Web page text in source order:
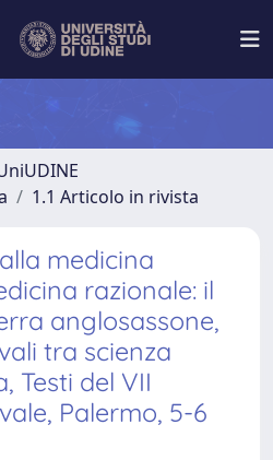
1.1 Articolo in rivista
medicina
razionale: il
anglosassone,
tra scienza
Testi del VII
Palermo, 5-6